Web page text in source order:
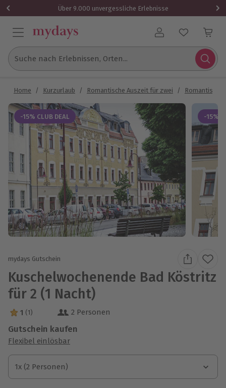
Über 9.000 unvergessliche Erlebnisse
Benutzerkonto
Suche nach Erlebnissen, Orten...
Home / Kurzurlaub / Romantische Auszeit für zwei /
-15% CLUB DEAL -15%
mydays Gutschein
Kuschelwochenende Bad Köstritz
für 2 (1 Nacht)
1 Sterne von 5 aus 1 Bewertungen
1 (1) 2 Personen
Gutschein kaufen
Flexibel einlösbar
1x (2 Personen)
1x (2 Personen)
1x (2 Personen)